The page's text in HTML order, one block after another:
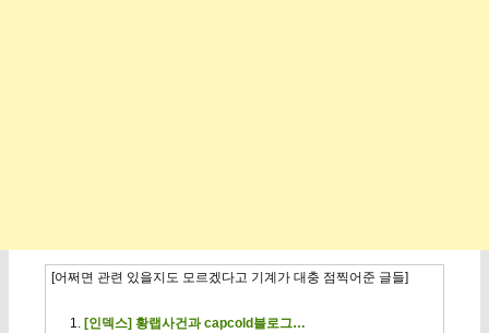
[어쩌면 관련 있을지도 모르겠다고 기계가 대충 점찍어준 글들]
[인덱스] 황랩사건과 capcold블로그…